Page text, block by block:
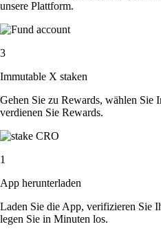
unsere Plattform.
3
Immutable X staken
Gehen Sie zu Rewards, wählen Sie
verdienen Sie Rewards.
1
App herunterladen
Laden Sie die App, verifizieren Sie
legen Sie in Minuten los.